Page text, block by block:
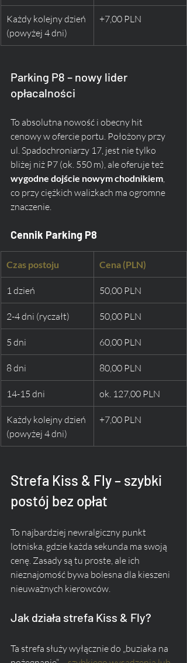
Każdy kolejny dzień
(powyżej 4 dni)
+7,00 PLN
Parking P8 – nowy lider
opłacalności
To absolutna nowość i obecny hit
cenowy w ofercie portu. Położony przy
ul. Spadochroniarzy 17, jest nie tylko
bliżej niż P7 (ok. 550 m), ale oferuje też
wygodne dojście nowym chodnikiem
co przy ciężkich walizkach ma ogromne
znaczenie.
Cennik Parking P8
Czas postoju Cena (PLN)
1 dzień 50,00 PLN
2-4 dni (ryczałt) 50,00 PLN
5 dni 60,00 PLN
8 dni 80,00 PLN
14-15 dni ok. 127,00 PLN
Każdy kolejny dzień
(powyżej 4 dni)
+7,00 PLN
Strefa Kiss & Fly – szybki
postój bez opłat
To najbardziej newralgiczny punkt
lotniska, gdzie każda sekunda ma swoją
cenę. Zasady są tu proste, ale ich
nieznajomość bywa bolesna dla kieszeni
nieuważnych kierowców.
Jak działa strefa Kiss & Fly?
Ta strefa służy wyłącznie do „buziaka na